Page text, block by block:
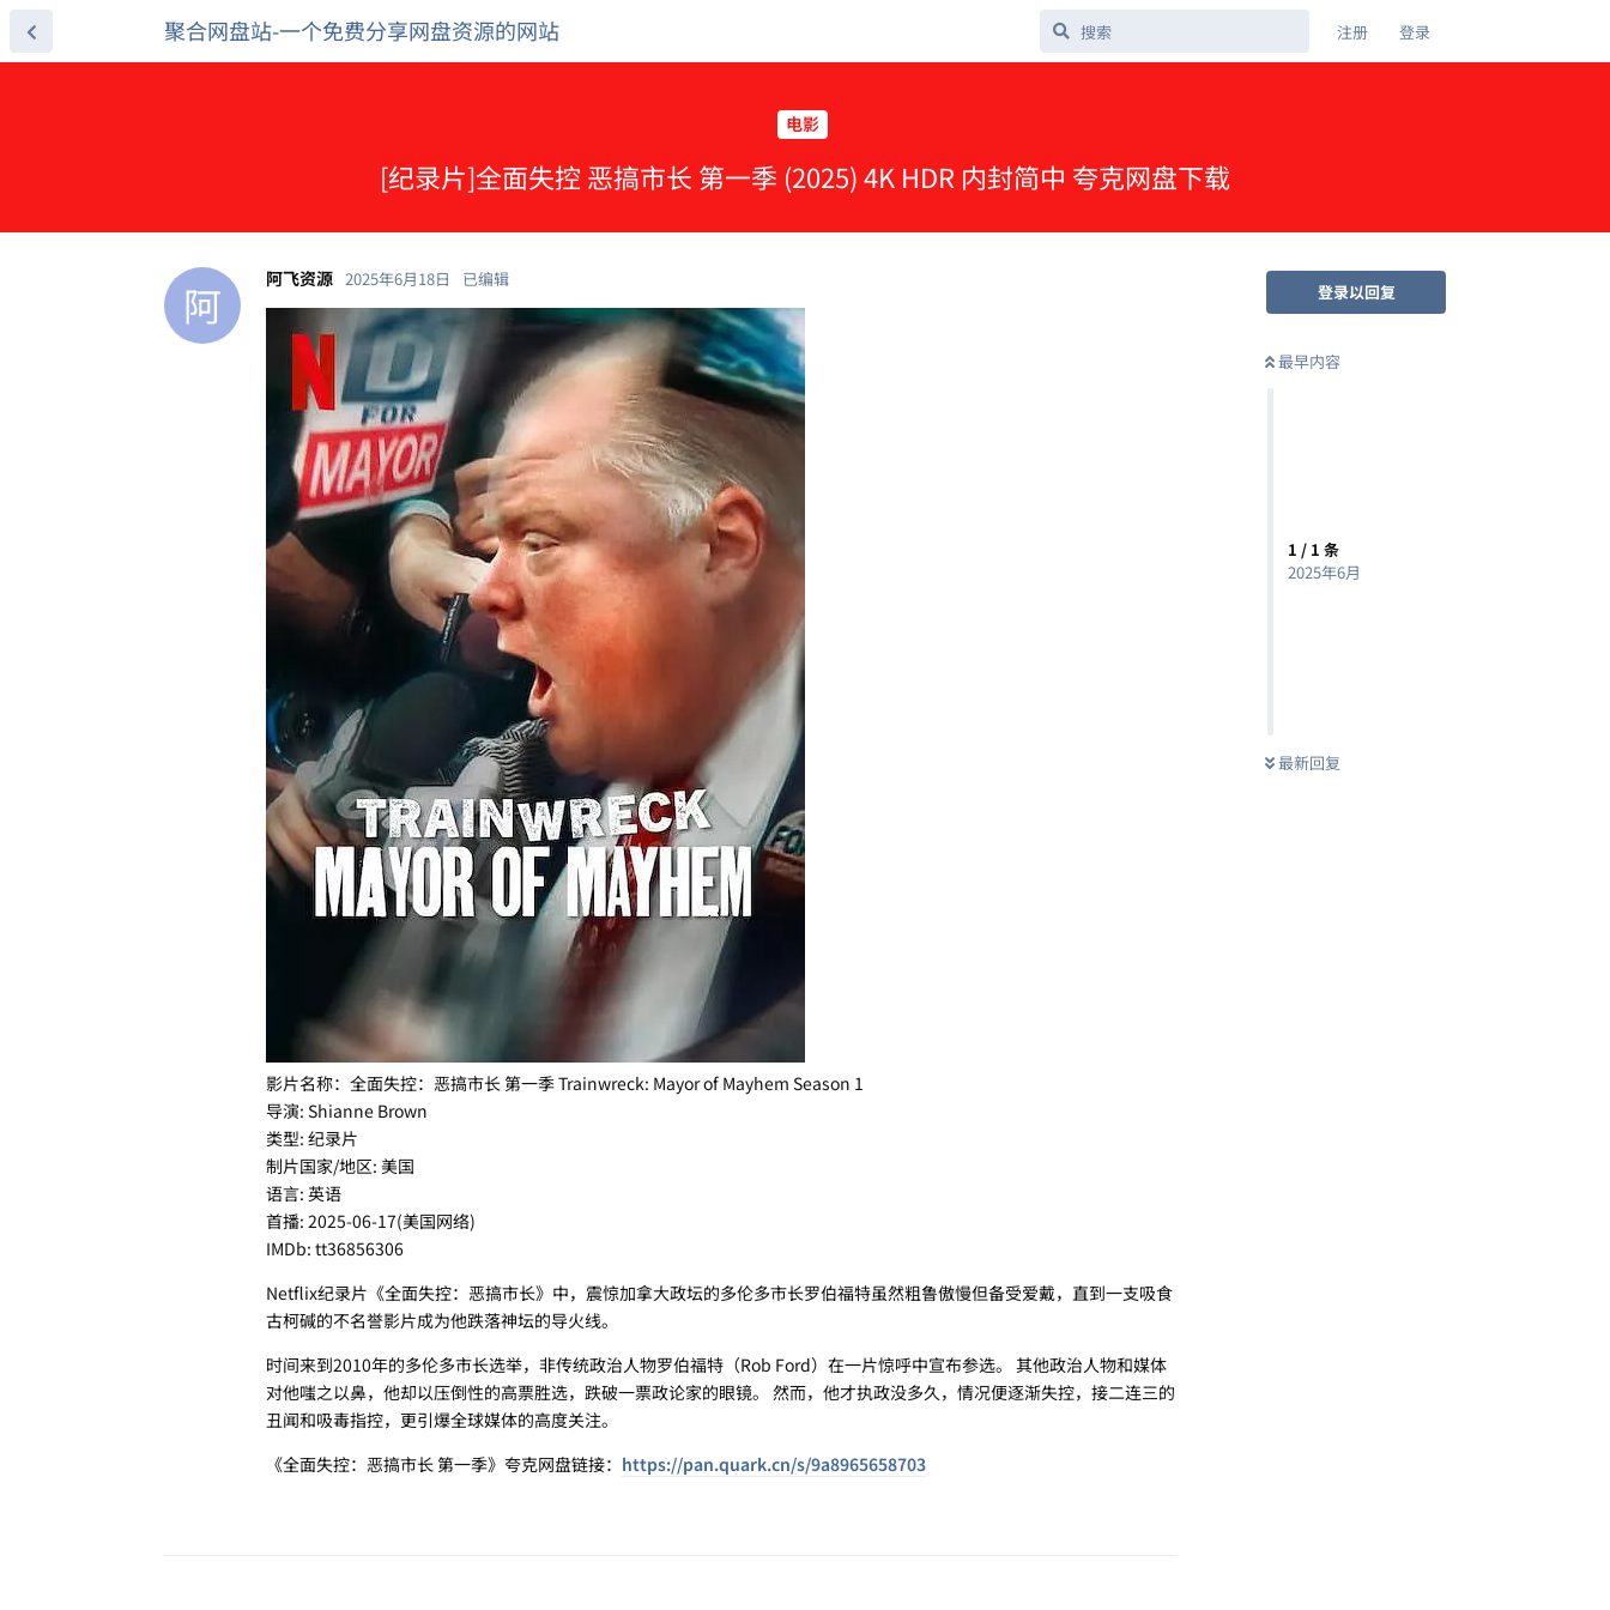
聚合网盘站-一个免费分享网盘资源的网站 注册 登录
电影
[纪录片]全面失控 恶搞市长 第一季 (2025) 4K HDR 内封简中 夸克网盘下载
登录以回复
最早内容
1 / 1 条
2025年6月
最新回复
阿 阿飞资源 2025年6月18日 已编辑
影片名称：全面失控：恶搞市长 第一季 Trainwreck: Mayor of Mayhem Season 1
导演: Shianne Brown
类型: 纪录片
制片国家/地区: 美国
语言: 英语
首播: 2025-06-17(美国网络)
IMDb: tt36856306
Netflix纪录片《全面失控：恶搞市长》中，震惊加拿大政坛的多伦多市长罗伯福特虽然粗鲁傲慢但备受爱戴，直到一支吸食
古柯碱的不名誉影片成为他跌落神坛的导火线。
时间来到2010年的多伦多市长选举，非传统政治人物罗伯福特（Rob Ford）在一片惊呼中宣布参选。 其他政治人物和媒体
对他嗤之以鼻，他却以压倒性的高票胜选，跌破一票政论家的眼镜。 然而，他才执政没多久，情况便逐渐失控，接二连三的
丑闻和吸毒指控，更引爆全球媒体的高度关注。
《全面失控：恶搞市长 第一季》夸克网盘链接： https://pan.quark.cn/s/9a8965658703